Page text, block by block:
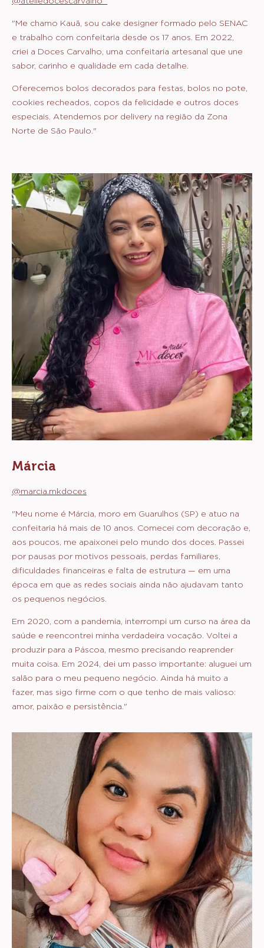
"Me chamo Kauã, sou cake designer formado pelo SENAC
e trabalho com confeitaria desde os 17 anos. Em 2022,
criei a Doces Carvalho, uma confeitaria artesanal que une
sabor, carinho e qualidade em cada detalhe.
Oferecemos bolos decorados para festas, bolos no pote,
cookies recheados, copos da felicidade e outros doces
especiais. Atendemos por delivery na região da Zona
Norte de São Paulo."
Márcia
@marcia.mkdoces
"Meu nome é Márcia, moro em Guarulhos (SP) e atuo na
confeitaria há mais de 10 anos. Comecei com decoração e,
aos poucos, me apaixonei pelo mundo dos doces. Passei
por pausas por motivos pessoais, perdas familiares,
dificuldades financeiras e falta de estrutura — em uma
época em que as redes sociais ainda não ajudavam tanto
os pequenos negócios.
Em 2020, com a pandemia, interrompi um curso na área da
saúde e reencontrei minha verdadeira vocação. Voltei a
produzir para a Páscoa, mesmo precisando reaprender
muita coisa. Em 2024, dei um passo importante: aluguei um
salão para o meu pequeno negócio. Ainda há muito a
fazer, mas sigo firme com o que tenho de mais valioso:
amor, paixão e persistência."